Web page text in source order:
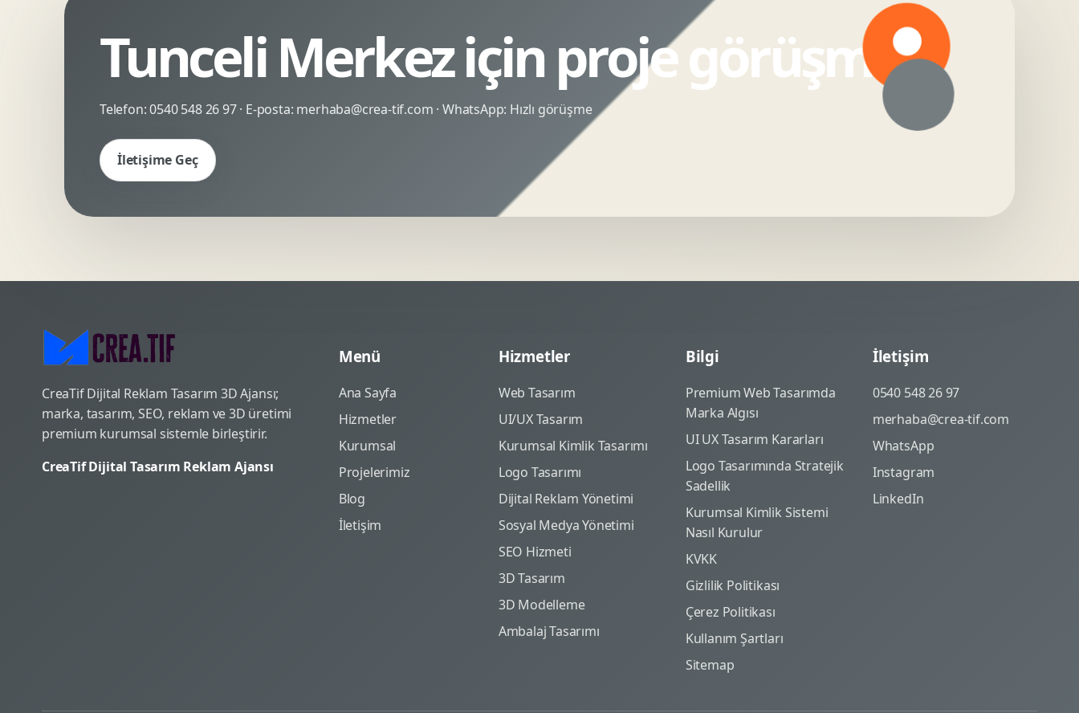
Kinetik Tipografi
Tunceli Merkez için proje görüşmesi
Telefon:0540 548 26 97· E-posta: merhaba@crea-tif.com · WhatsApp: Hızlı görüşme
İletişime Geç
CreaTif Dijital Reklam Tasarım 3D Ajansı;
marka, tasarım, SEO, reklam ve 3D üretimi
premium kurumsal sistemle birleştirir.
CreaTif Dijital Tasarım Reklam Ajansı
Menü
Ana Sayfa
Hizmetler
Kurumsal
Projelerimiz
Blog
İletişim
Hizmetler
Web Tasarım
UI/UX Tasarım
Kurumsal Kimlik Tasarımı
Logo Tasarımı
Dijital Reklam Yönetimi
Sosyal Medya Yönetimi
SEO Hizmeti
3D Tasarım
3D Modelleme
Ambalaj Tasarımı
Bilgi
Premium Web Tasarımda
Marka Algısı
UI UX Tasarım Kararları
Logo Tasarımında Stratejik
Sadellik
Kurumsal Kimlik Sistemi
Nasıl Kurulur
KVKK
Gizlilik Politikası
Çerez Politikası
Kullanım Şartları
Sitemap
İletişim
0540 548 26 97
merhaba@crea-tif.com
WhatsApp
Instagram
LinkedIn